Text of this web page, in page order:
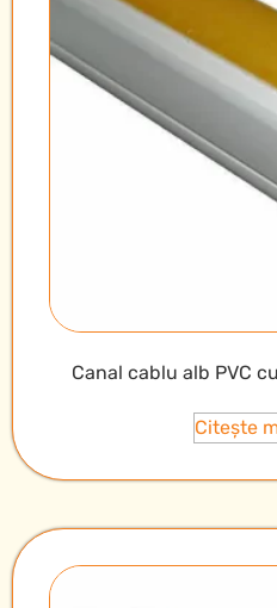
Canal cablu alb PVC
Citește